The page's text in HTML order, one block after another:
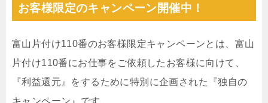
お客様限定のキャンペーン開催中！
富山片付け110番のお客様限定キャンペーンとは、富山
片付け110番にお仕事をご依頼したお客様に向けて、
『利益還元』をするために特別に企画された『独自の